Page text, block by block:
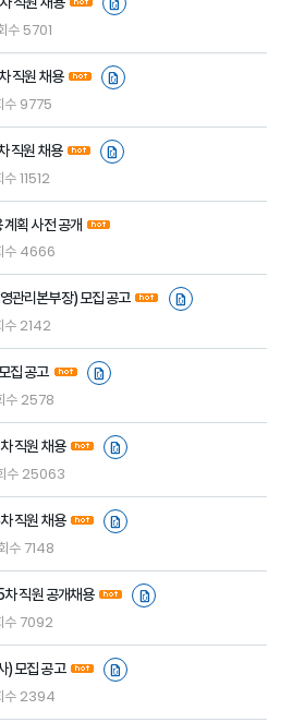
수 5701
직원 채용
수 9775
직원 채용
수11512
획 사전 공개
수 4666
관리본부장) 모집 공고
수 2142
집 공고
수 2578
직원 채용
수 25063
직원 채용
수 7148
직원 공개채용
수 7092
) 모집 공고
수 2394